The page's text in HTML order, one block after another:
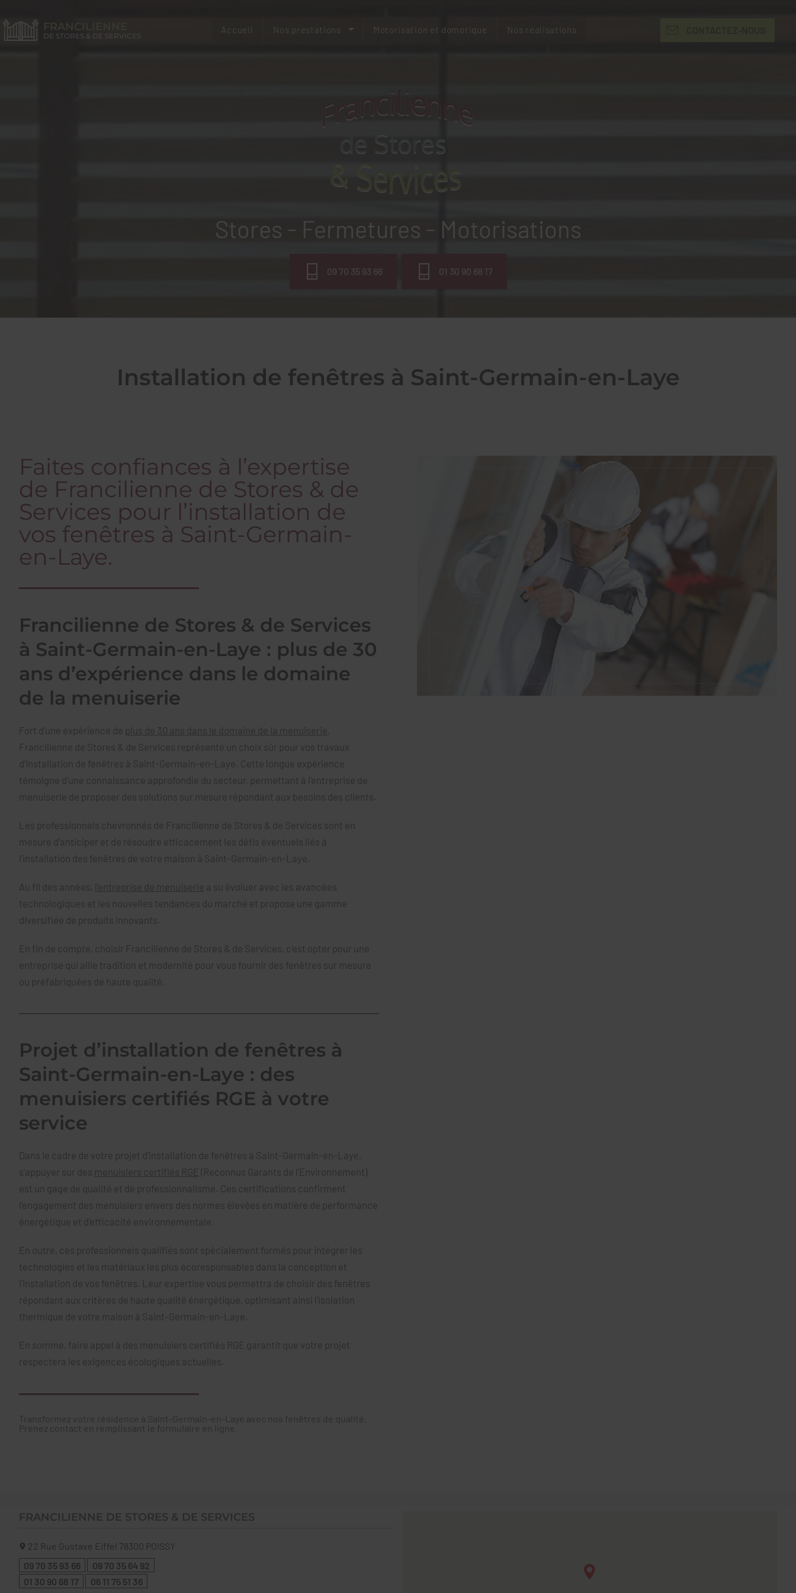
Stores - Fermetures - Motorisations
09 70 35 93 66 01 30 90 68 17
DE STORES & DE SERVICES
Accueil Nos prestations Motorisation et domotique Nos réalisations
Installation de fenêtres à Saint-Germain-en-Laye
Faites confiances à l’expertise
de Francilienne de Stores & de
Services pour l’installation de
vos fenêtres à Saint-Germain-
en-Laye.
Francilienne de Stores & de Services
à Saint-Germain-en-Laye : plus de 30
ans d’expérience dans le domaine
de la menuiserie
Fort d'une expérience de plus de 30 ans dans le domaine de la menuiserie
Francilienne de Stores & de Services représente un choix sûr pour vos travaux
d’installation de fenêtres à Saint-Germain-en-Laye. Cette longue expérience
témoigne d'une connaissance approfondie du secteur, permettant à l'entreprise de
menuiserie de proposer des solutions sur mesure répondant aux besoins des clients.
Les professionnels chevronnés de Francilienne de Stores & de Services sont en
mesure d’anticiper et de résoudre efficacement les défis éventuels liés à
l'installation des fenêtres de votre maison à Saint-Germain-en-Laye.
Au fil des années, l'entreprise de menuiserie a su évoluer avec les avancées
technologiques et les nouvelles tendances du marché et propose une gamme
diversifiée de produits innovants.
En fin de compte, choisir Francilienne de Stores & de Services, c'est opter pour une
entreprise qui allie tradition et modernité pour vous fournir des fenêtres sur mesure
ou préfabriquées de haute qualité.
Projet d’installation de fenêtres à
Saint-Germain-en-Laye : des
menuisiers certifiés RGE à votre
service
Dans le cadre de votre projet d'installation de fenêtres à Saint-Germain-en-Laye,
s'appuyer sur des menuisiers certifiés RGE (Reconnus Garants de l'Environnement)
est un gage de qualité et de professionnalisme. Ces certifications confirment
l'engagement des menuisiers envers des normes élevées en matière de performance
énergétique et d'efficacité environnementale.
En outre, ces professionnels qualifiés sont spécialement formés pour intégrer les
technologies et les matériaux les plus écoresponsables dans la conception et
l'installation de vos fenêtres. Leur expertise vous permettra de choisir des fenêtres
répondant aux critères de haute qualité énergétique, optimisant ainsi l'isolation
thermique de votre maison à Saint-Germain-en-Laye.
En somme, faire appel à des menuisiers certifiés RGE garantit que votre projet
respectera les exigences écologiques actuelles.
Transformez votre résidence à Saint-Germain-en-Laye avec nos fenêtres de qualité.
Prenez contact en remplissant le formulaire en ligne.
FRANCILIENNE DE STORES & DE SERVICES
22 Rue Gustave Eiffel 78300 POISSY
09 70 35 93 66
09 70 35 64 92
01 30 90 68 17
06 11 75 51 36